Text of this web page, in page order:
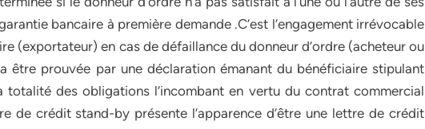
bancaire à première demande .C’est l’engagement irrévocable
(exportateur) en cas de défaillance du donneur d’ordre (acheteur ou
être prouvée par une déclaration émanant du bénéficiaire stipulant
totalité des obligations l’incombant en vertu du contrat commercial
de crédit stand-by présente l’apparence d’être une lettre de crédit